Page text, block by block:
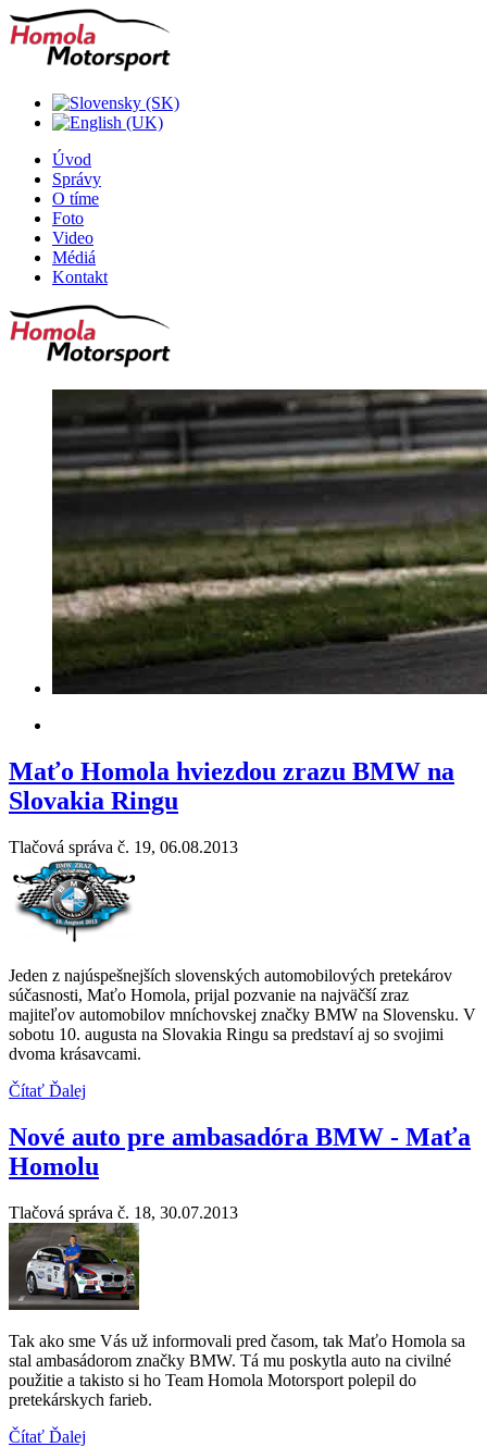
Úvod
Správy
O tíme
Foto
Video
Médiá
Kontakt
Maťo Homola hviezdou zrazu BMW na
Slovakia Ringu
Tlačová správa č. 19, 06.08.2013
Jeden z najúspešnejších slovenských automobilových pretekárov
súčasnosti, Maťo Homola, prijal pozvanie na najväčší zraz
majiteľov automobilov mníchovskej značky BMW na Slovensku. V
sobotu 10. augusta na Slovakia Ringu sa predstaví aj so svojimi
dvoma krásavcami.
Čítať Ďalej
Nové auto pre ambasadóra BMW - Maťa
Homolu
Tlačová správa č. 18, 30.07.2013
Tak ako sme Vás už informovali pred časom, tak Maťo Homola sa
stal ambasádorom značky BMW. Tá mu poskytla auto na civilné
použitie a takisto si ho Team Homola Motorsport polepil do
pretekárskych farieb.
Čítať Ďalej